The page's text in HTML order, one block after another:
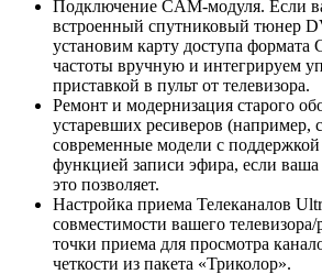
Подключение CAM-модуля. Если
встроенный спутниковый тюнер
установим карту доступа формата
частоты вручную и интегрируем
приставкой в пульт от телевизора.
Ремонт и модернизация старого
устаревших ресиверов (например,
современные модели с
функцией записи эфира, если
это позволяет.
Настройка приема Телеканалов
совместимости вашего телевизора/
точки приема для просмотра
четкости из пакета «Триколор».